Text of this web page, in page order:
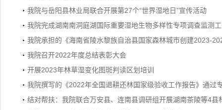
我院与岳阳县林业局联合开展第27个“世界湿地日”宣传活动
我院完成湖南南洞庭湖国际重要湿地生物多样性专项调查监测
我院承担的《海南省陵水黎族自治县国家森林城市创建2023-
我院召开2022年度总结表彰大会
开展2023年林草湿变化图斑判读区划培训
我院撰写的《2022年全国退耕还林国家级验收工作报告》通过
结对帮扶：我院联合万安县、连南县调研组开展湖南茶陵等4县